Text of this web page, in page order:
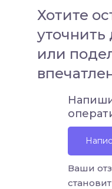
Хотите
уточнить
или
Ваши